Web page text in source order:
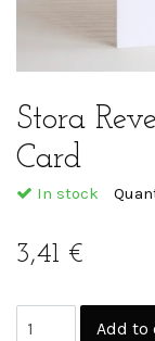
Stora
Card
In stock
3,41 €